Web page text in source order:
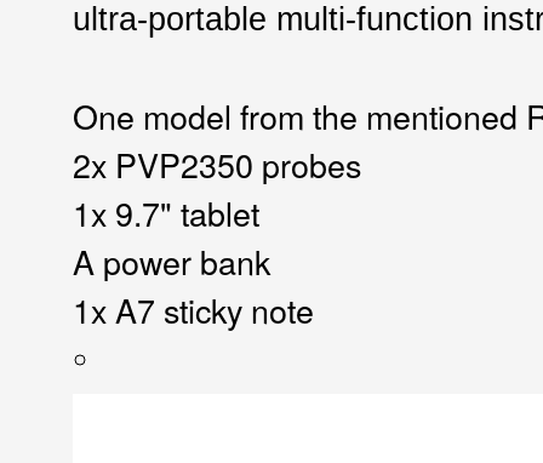
ultra-portable multi-function
One model from the mentioned
2x PVP2350 probes
1x 9.7" tablet
A power bank
1x A7 sticky note